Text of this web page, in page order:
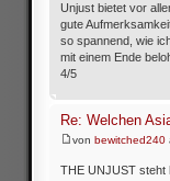
Unjust bietet vor
gute
so spannend, wie
mit einem Ende
4/5
Re: Welchen
von bewitched240
THE UNJUST steht